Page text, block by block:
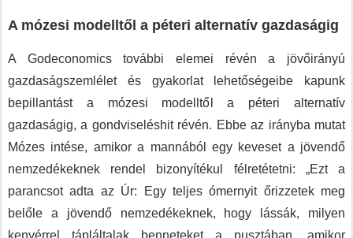
A mózesi modelltől a péteri alternatív gazdaságig
A Godeconomics további elemei révén a jövőirányú
gazdaságszemlélet és gyakorlat lehetőségeibe kapunk
bepillantást a mózesi modelltől a péteri alternatív
gazdaságig, a gondviseléshit révén. Ebbe az irányba mutat
Mózes intése, amikor a mannából egy keveset a jövendő
nemzedékeknek rendel bizonyítékul félretétetni: „Ezt a
parancsot adta az Úr: Egy teljes ómernyit őrizzetek meg
belőle a jövendő nemzedékeknek, hogy lássák, milyen
kenyérrel tápláltalak benneteket a pusztában, amikor